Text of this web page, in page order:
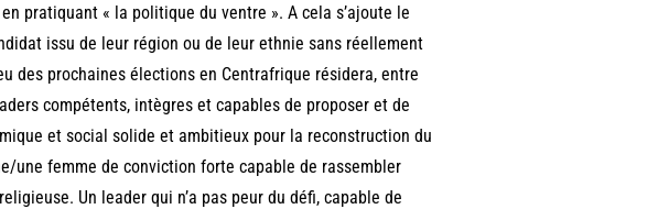
pratiquant « la politique du ventre ». A cela s’ajoute le
issu de leur région ou de leur ethnie sans réellement
des prochaines élections en Centrafrique résidera, entre
compétents, intègres et capables de proposer et de
et social solide et ambitieux pour la reconstruction du
une femme de conviction forte capable de rassembler
Un leader qui n’a pas peur du défi, capable de